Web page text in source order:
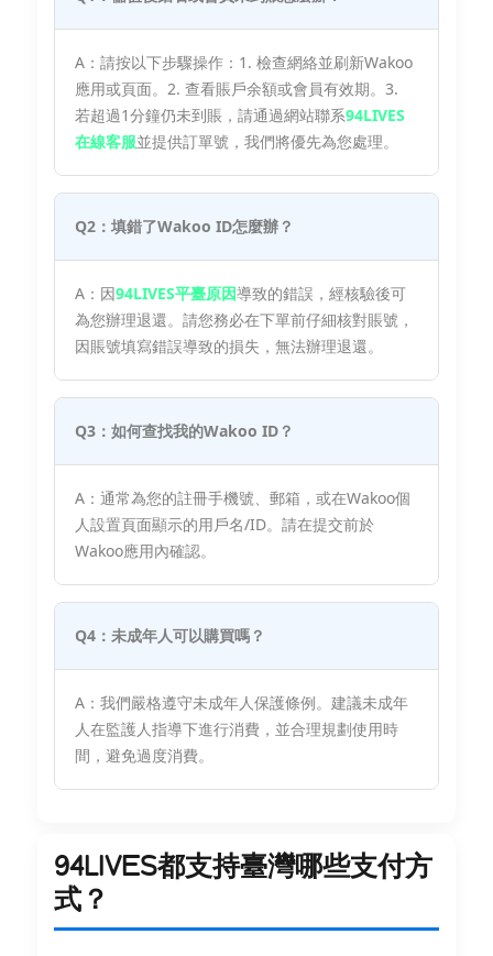
A：請按以下步驟操作：1. 檢查網絡並刷新Wakoo
應用或頁面。2. 查看賬戶余額或會員有效期。3.
若超過1分鐘仍未到賬，請通過網站聯系94LIVES
在線客服並提供訂單號，我們將優先為您處理。
Q2：填錯了Wakoo ID怎麼辦？
A：因94LIVES平臺原因導致的錯誤，經核驗後可
為您辦理退還。請您務必在下單前仔細核對賬號，
因賬號填寫錯誤導致的損失，無法辦理退還。
Q3：如何查找我的Wakoo ID？
A：通常為您的註冊手機號、郵箱，或在Wakoo個
人設置頁面顯示的用戶名/ID。請在提交前於
Wakoo應用內確認。
Q4：未成年人可以購買嗎？
A：我們嚴格遵守未成年人保護條例。建議未成年
人在監護人指導下進行消費，並合理規劃使用時
間，避免過度消費。
94LIVES都支持臺灣哪些支付方
式？